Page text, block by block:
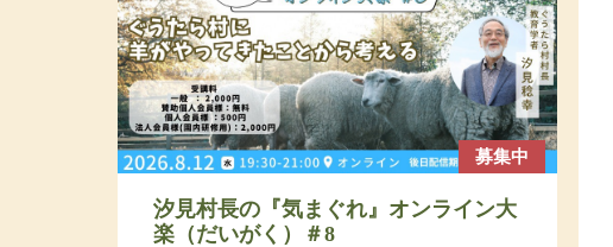
募集中
汐見村長の『気まぐれ』オンライン大
楽（だいがく）＃8